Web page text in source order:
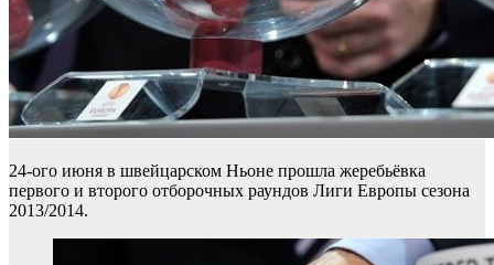
24-ого июня в швейцарском Ньоне прошла жеребьёвка
первого и второго отборочных раундов Лиги Европы сезона
2013/2014.